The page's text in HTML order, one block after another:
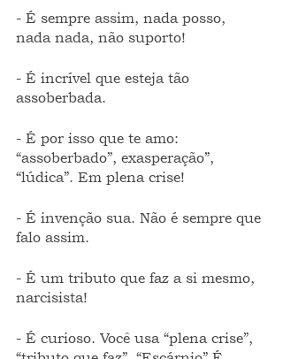
- É sempre assim, nada posso,
nada nada, não suporto!
- É incrível que esteja tão
assoberbada.
- É por isso que te amo:
“assoberbado”, exasperação”,
“lúdica”. Em plena crise!
- É invenção sua. Não é sempre que
falo assim.
- É um tributo que faz a si mesmo,
narcisista!
- É curioso. Você usa “plena crise”,